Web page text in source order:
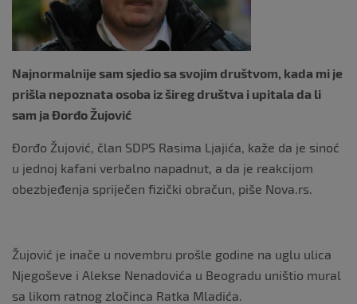
Najnormalnije sam sjedio sa svojim društvom, kada mi je
prišla nepoznata osoba iz šireg društva i upitala da li
sam ja Đorđo Žujović
Đorđo Žujović, član SDPS Rasima Ljajića, kaže da je sinoć
u jednoj kafani verbalno napadnut, a da je reakcijom
obezbjeđenja spriječen fizički obračun, piše Nova.rs.
Žujović je inače u novembru prošle godine na uglu ulica
Njegoševe i Alekse Nenadovića u Beogradu uništio mural
sa likom ratnog zločinca Ratka Mladića.